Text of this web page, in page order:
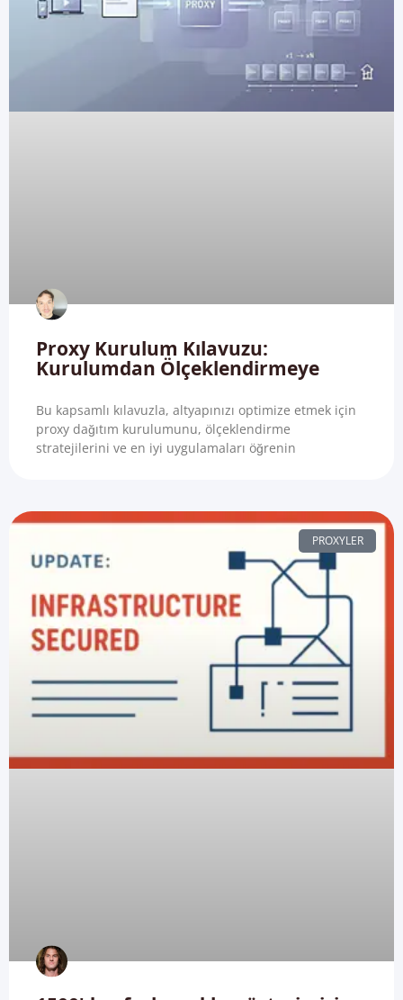
Proxy Kurulum Kılavuzu:
Kurulumdan Ölçeklendirmeye
Bu kapsamlı kılavuzla, altyapınızı optimize etmek için
proxy dağıtım kurulumunu, ölçeklendirme
stratejilerini ve en iyi uygulamaları öğrenin
PROXYLER